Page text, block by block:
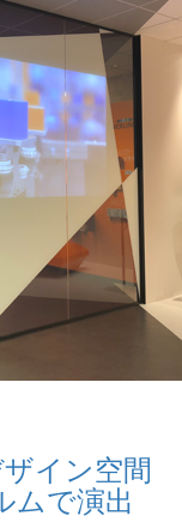
イン空間
で演出